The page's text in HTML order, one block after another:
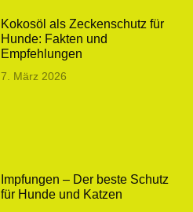
Kokosöl als Zeckenschutz für
Hunde: Fakten und
Empfehlungen
7. März 2026
Impfungen – Der beste Schutz
für Hunde und Katzen